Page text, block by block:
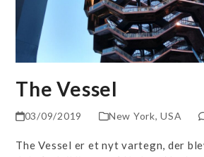
The Vessel
03/09/2019 New York,USA
The Vessel er et nyt vartegn, der